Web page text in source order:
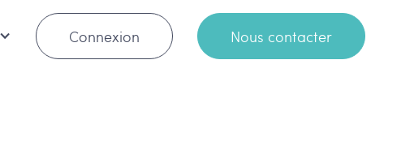
Connexion Nous contacter